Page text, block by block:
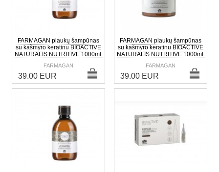
FARMAGAN plaukų šampūnas
su kašmyro keratinu BIOACTIVE
NATURALIS NUTRITIVE 1000ml.
FARMAGAN
39.00 EUR
FARMAGAN plaukų šampūnas
su kašmyro keratinu BIOACTIVE
NATURALIS NUTRITIVE 1000ml.
FARMAGAN
39.00 EUR